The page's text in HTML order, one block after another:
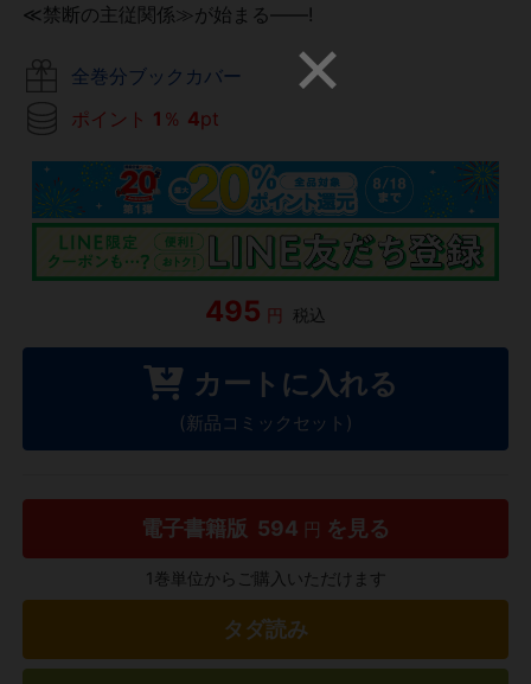
≪禁断の主従関係≫が始まる――!
全巻分ブックカバー
ポイント 1 ％ 4pt
495 円 税込
カートに入れる
(新品コミックセット)
電子書籍版 594 円 を見る
1巻単位からご購入いただけます
タダ読み